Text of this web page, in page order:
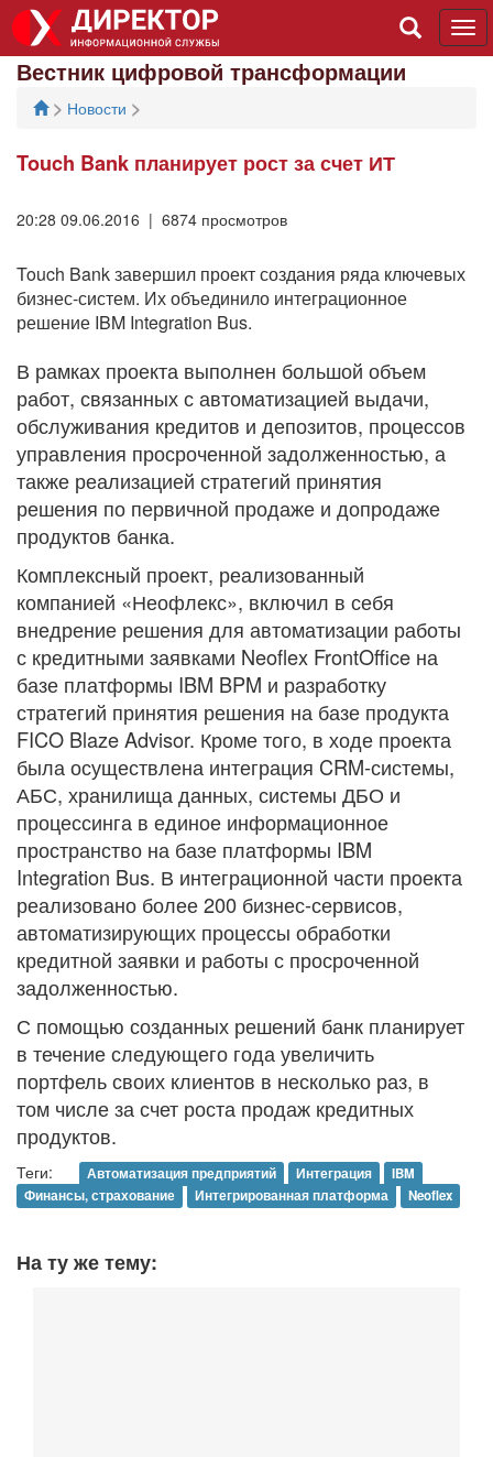
Вестник цифровой трансформации
> Новости >
Touch Bank планирует рост за счет ИТ
20:28 09.06.2016 | 6874 просмотров
Touch Bank завершил проект создания ряда ключевых
бизнес-систем. Их объединило интеграционное
решение IBM Integration Bus.
В рамках проекта выполнен большой объем
работ, связанных с автоматизацией выдачи,
обслуживания кредитов и депозитов, процессов
управления просроченной задолженностью, а
также реализацией стратегий принятия
решения по первичной продаже и допродаже
продуктов банка.
Комплексный проект, реализованный
компанией «Неофлекс», включил в себя
внедрение решения для автоматизации работы
с кредитными заявками Neoflex FrontOffice на
базе платформы IBM BPM и разработку
стратегий принятия решения на базе продукта
FICO Blaze Advisor. Кроме того, в ходе проекта
была осуществлена интеграция CRM-системы,
АБС, хранилища данных, системы ДБО и
процессинга в единое информационное
пространство на базе платформы IBM
Integration Bus. В интеграционной части проекта
реализовано более 200 бизнес-сервисов,
автоматизирующих процессы обработки
кредитной заявки и работы с просроченной
задолженностью.
С помощью созданных решений банк планирует
в течение следующего года увеличить
портфель своих клиентов в несколько раз, в
том числе за счет роста продаж кредитных
продуктов.
Теги: Автоматизация предприятий Интеграция
IBM
Финансы, страхование
Интегрированная платформа Neoflex
На ту же тему: